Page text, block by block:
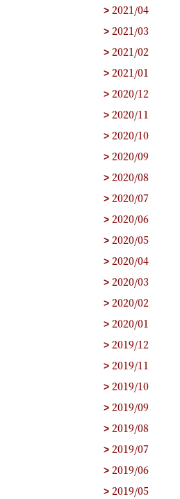
> 2021/04
> 2021/03
> 2021/02
> 2021/01
> 2020/12
> 2020/11
> 2020/10
> 2020/09
> 2020/08
> 2020/07
> 2020/06
> 2020/05
> 2020/04
> 2020/03
> 2020/02
> 2020/01
> 2019/12
> 2019/11
> 2019/10
> 2019/09
> 2019/08
> 2019/07
> 2019/06
> 2019/05